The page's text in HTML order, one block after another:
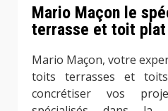
Mario Maçon le
terrasse et toit plat
Mario Maçon, votre
toits terrasses et
concrétiser vos